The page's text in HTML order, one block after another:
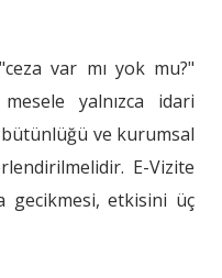
var mı yok mu?"
yalnızca idari
bütünlüğü ve kurumsal
E-Vizite
gecikmesi, etkisini üç